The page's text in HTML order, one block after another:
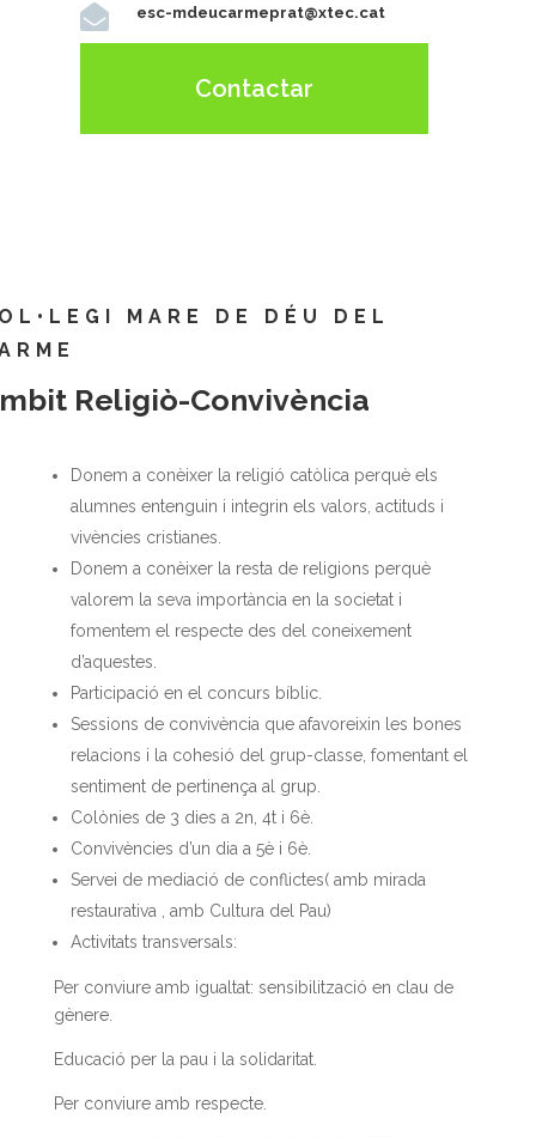
 esc-mdeucarmeprat@xtec.cat
Contactar
MARE DE DÉU DEL
Religiò-Convivència
Donem a conèixer la religió catòlica perquè els
alumnes entenguin i integrin els valors, actituds i
vivències cristianes.
Donem a conèixer la resta de religions perquè
valorem la seva importància en la societat i
fomentem el respecte des del coneixement
d’aquestes.
Participació en el concurs bíblic.
Sessions de convivència que afavoreixin les bones
relacions i la cohesió del grup-classe, fomentant el
sentiment de pertinença al grup.
Colònies de 3 dies a 2n, 4t i 6è.
Convivències d’un dia a 5è i 6è.
Servei de mediació de conflictes( amb mirada
restaurativa , amb Cultura del Pau)
Activitats transversals:
Per conviure amb igualtat: sensibilització en clau de
gènere.
Educació per la pau i la solidaritat.
Per conviure amb respecte.